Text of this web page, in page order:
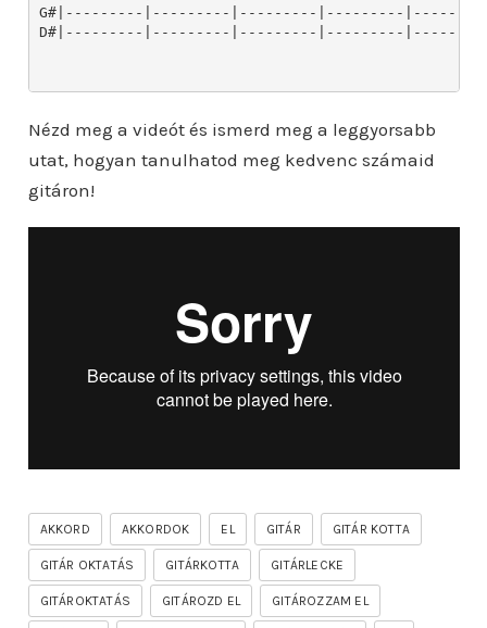
Nézd meg a videót és ismerd meg a leggyorsabb
utat, hogyan tanulhatod meg kedvenc számaid
gitáron!
AKKORD AKKORDOK EL GITÁR GITÁR KOTTA
GITÁR OKTATÁS GITÁRKOTTA GITÁRLECKE
GITÁROKTATÁS GITÁROZD EL GITÁROZZAM EL